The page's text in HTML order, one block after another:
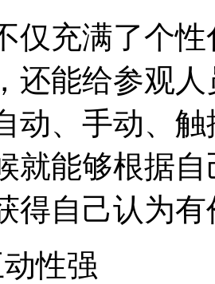
仅充满了个
还能给参观
动、手动、
就能够根据
得自己认为
性强